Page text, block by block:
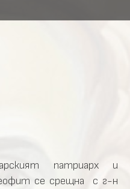
патриарх и
се срещна с г-н